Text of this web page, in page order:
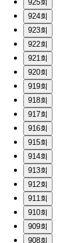
925회
924회
923회
922회
921회
920회
919회
918회
917회
916회
915회
914회
913회
912회
911회
910회
909회
908회